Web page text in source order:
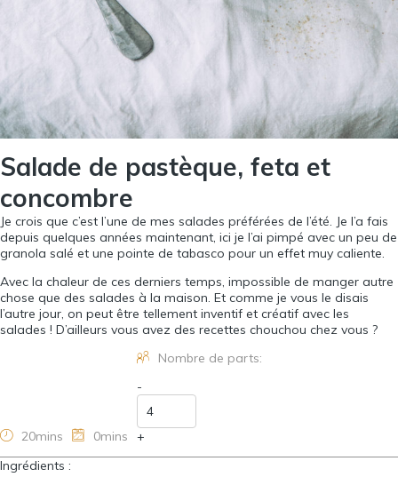
Salade de pastèque, feta et
concombre
Je crois que c’est l’une de mes salades préférées de l’été. Je l’a fais
depuis quelques années maintenant, ici je l’ai pimpé avec un peu de
granola salé et une pointe de tabasco pour un effet muy caliente.
Avec la chaleur de ces derniers temps, impossible de manger autre
chose que des salades à la maison. Et comme je vous le disais
l’autre jour, on peut être tellement inventif et créatif avec les
salades ! D’ailleurs vous avez des recettes chouchou chez vous ?
20mins 0mins
Nombre de parts:
-
+
Ingrédients :